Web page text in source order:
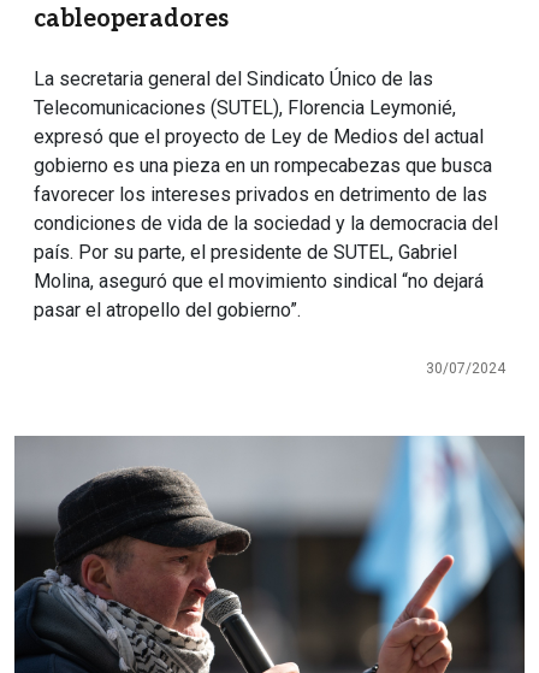
cableoperadores
La secretaria general del Sindicato Único de las
Telecomunicaciones (SUTEL), Florencia Leymonié,
expresó que el proyecto de Ley de Medios del actual
gobierno es una pieza en un rompecabezas que busca
favorecer los intereses privados en detrimento de las
condiciones de vida de la sociedad y la democracia del
país. Por su parte, el presidente de SUTEL, Gabriel
Molina, aseguró que el movimiento sindical “no dejará
pasar el atropello del gobierno”.
30/07/2024